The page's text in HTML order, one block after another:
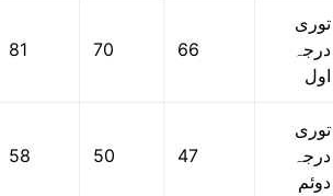
81 70 66
توری
درجہ
اول
58 50 47
توری
درجہ
دوئم